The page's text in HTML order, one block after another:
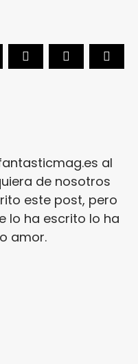
al
de nosotros
este post, pero
lo ha escrito lo ha
amor.